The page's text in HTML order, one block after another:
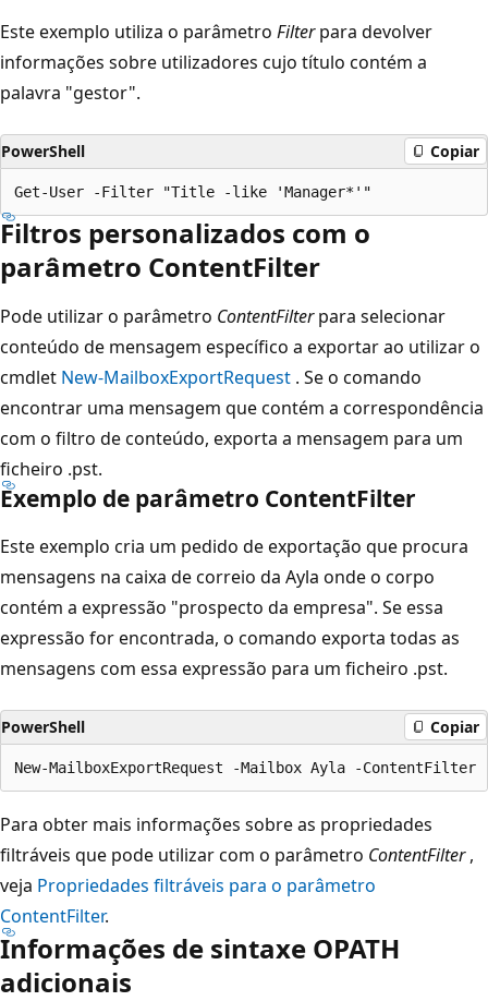
Este exemplo utiliza o parâmetro Filterpara devolver
informações sobre utilizadores cujo título contém a
palavra "gestor".
PowerShell Copiar
Filtros personalizados com o
parâmetro ContentFilter
Pode utilizar o parâmetro ContentFilterpara selecionar
conteúdo de mensagem específico a exportar ao utilizar o
cmdlet New-MailboxExportRequest . Se o comando
encontrar uma mensagem que contém a correspondência
com o filtro de conteúdo, exporta a mensagem para um
ficheiro .pst.
Exemplo de parâmetro ContentFilter
Este exemplo cria um pedido de exportação que procura
mensagens na caixa de correio da Ayla onde o corpo
contém a expressão "prospecto da empresa". Se essa
expressão for encontrada, o comando exporta todas as
mensagens com essa expressão para um ficheiro .pst.
PowerShell Copiar
Para obter mais informações sobre as propriedades
filtráveis que pode utilizar com o parâmetro ContentFilter,
veja Propriedades filtráveis para o parâmetro
ContentFilter.
Informações de sintaxe OPATH
adicionais